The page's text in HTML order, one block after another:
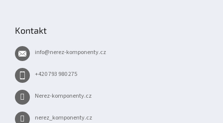
Kontakt
info@nerez-komponenty.cz
+420 793 980 275
Nerez-komponenty.cz
nerez_komponenty.cz